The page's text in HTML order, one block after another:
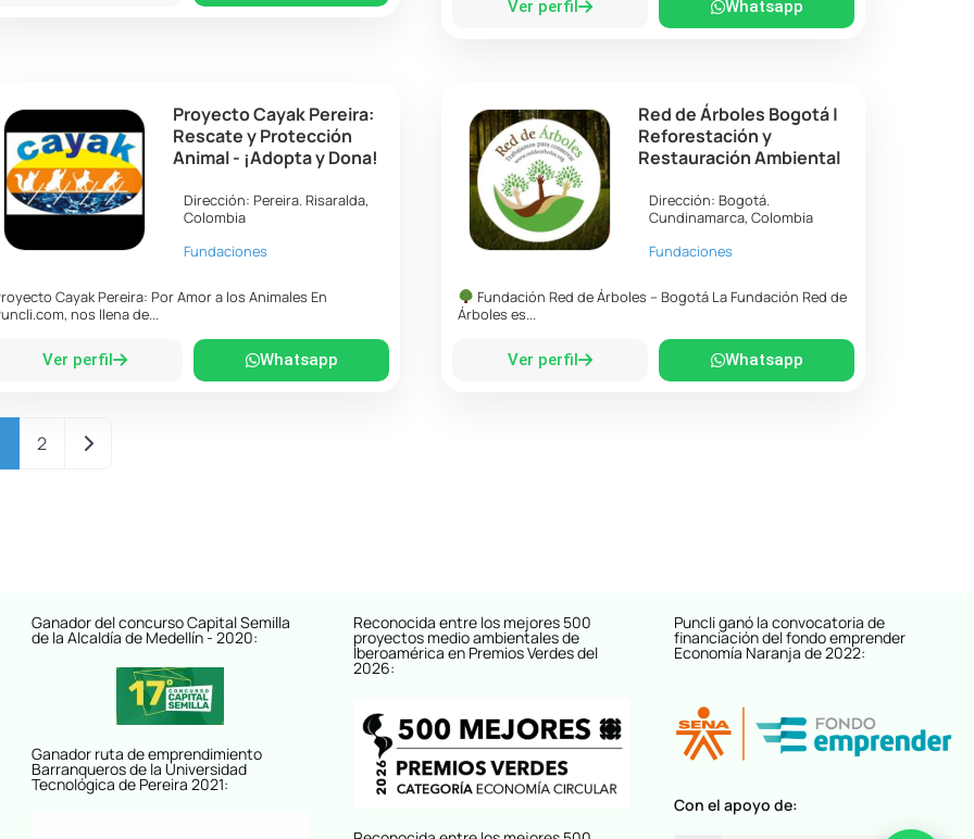
Ver perfil Whatsapp
Proyecto Cayak Pereira:
Rescate y Protección
Animal - ¡Adopta y Dona!
Dirección: Pereira. Risaralda,
Colombia
Fundaciones
Cayak Pereira: Por Amor a los Animales En
nos llena de...
Ver perfil Whatsapp
Red de Árboles Bogotá |
Reforestación y
Restauración Ambiental
Dirección: Bogotá.
Cundinamarca,Colombia
Fundaciones
Fundación Red de Árboles – Bogotá La Fundación Red de
Árboles es...
Ver perfil Whatsapp
2 Entradas anteriores
Ganador del concurso Capital Semilla
de la Alcaldía de Medellín - 2020:
Ganador ruta de emprendimiento
Barranqueros de la Universidad
Tecnológica de Pereira 2021:
Reconocida entre los mejores 500
proyectos medio ambientales de
Iberoamérica en Premios Verdes del
2026:
Puncli ganó la convocatoria de
financiación del fondo emprender
Economía Naranja de 2022:
Con el apoyo de: